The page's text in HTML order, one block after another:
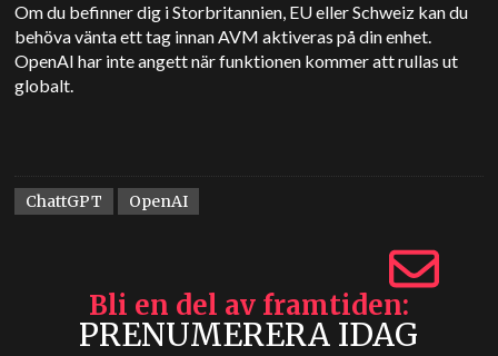
Om du befinner dig i Storbritannien, EU eller Schweiz kan du
behöva vänta ett tag innan AVM aktiveras på din enhet.
OpenAI har inte angett när funktionen kommer att rullas ut
globalt.
ChattGPT OpenAI
Bli en del av framtiden
PRENUMERERA IDAG